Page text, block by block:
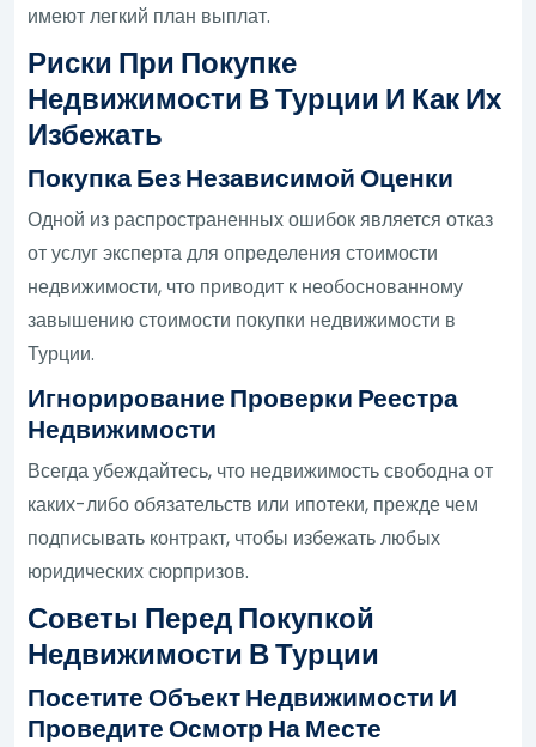
имеют легкий план выплат.
Риски При Покупке
Недвижимости В Турции И Как Их
Избежать
Покупка Без Независимой Оценки
Одной из распространенных ошибок является отказ
от услуг эксперта для определения стоимости
недвижимости, что приводит к необоснованному
завышению стоимости покупки недвижимости в
Турции.
Игнорирование Проверки Реестра
Недвижимости
Всегда убеждайтесь, что недвижимость свободна от
каких-либо обязательств или ипотеки, прежде чем
подписывать контракт, чтобы избежать любых
юридических сюрпризов.
Советы Перед Покупкой
Недвижимости В Турции
Посетите Объект Недвижимости И
Проведите Осмотр На Месте